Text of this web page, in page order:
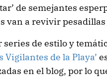
de semejantes
van a revivir
series de estilo y
Vigilantes de la Playa’
en el blog, por lo